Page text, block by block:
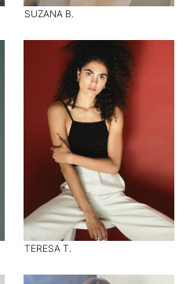
SUZANA B.
TERESA T.